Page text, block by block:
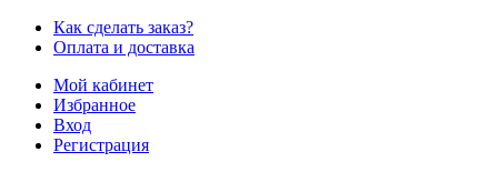
Как сделать заказ?
Оплата и доставка
Мой кабинет
Избранное
Вход
Регистрация